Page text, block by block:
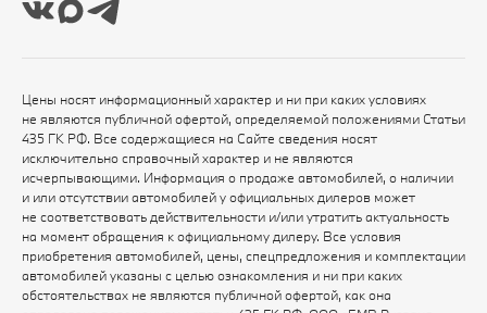
Цены носят информационный характер и ни при каких условиях
не являются публичной офертой, определяемой положениями Статьи
435 ГК РФ. Все содержащиеся на Сайте сведения носят
исключительно справочный характер и не являются
исчерпывающими. Информация о продаже автомобилей, о наличии
и или отсутствии автомобилей у официальных дилеров может
не соответствовать действительности и/или утратить актуальность
на момент обращения к официальному дилеру. Все условия
приобретения автомобилей, цены, спецпредложения и комплектации
автомобилей указаны с целью ознакомления и ни при каких
обстоятельствах не являются публичной офертой, как она